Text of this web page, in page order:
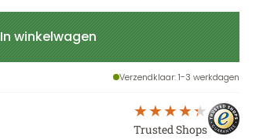
In winkelwagen
Verzendklaar: 1-3 werkdagen
Trusted Shops